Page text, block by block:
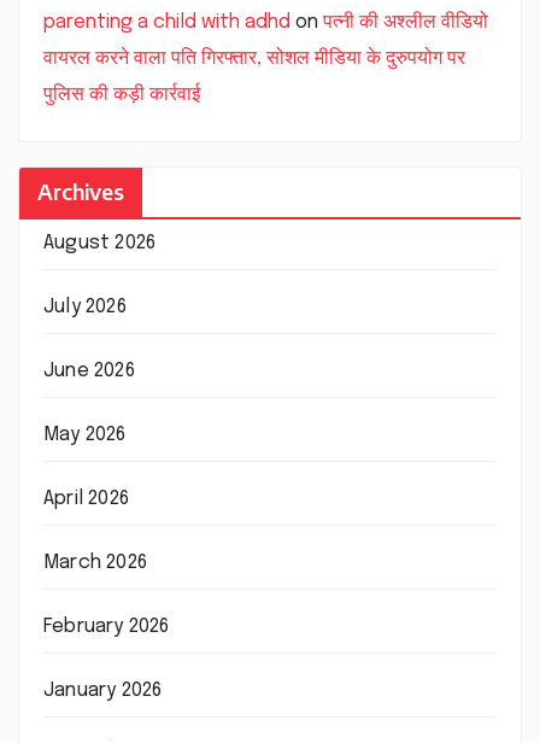
parenting a child with adhd onपत्नी की अश्लील वीडियो
वायरल करने वाला पति गिरफ्तार, सोशल मीडिया के दुरुपयोग पर
पुलिस की कड़ी कार्रवाई
Archives
August 2026
July 2026
June 2026
May 2026
April 2026
March 2026
February 2026
January 2026